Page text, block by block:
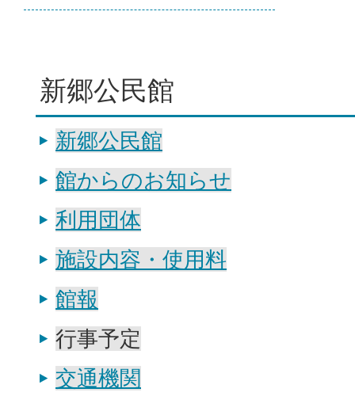
新郷公民館
新郷公民館
館からのお知らせ
利用団体
施設内容・使用料
館報
行事予定
交通機関